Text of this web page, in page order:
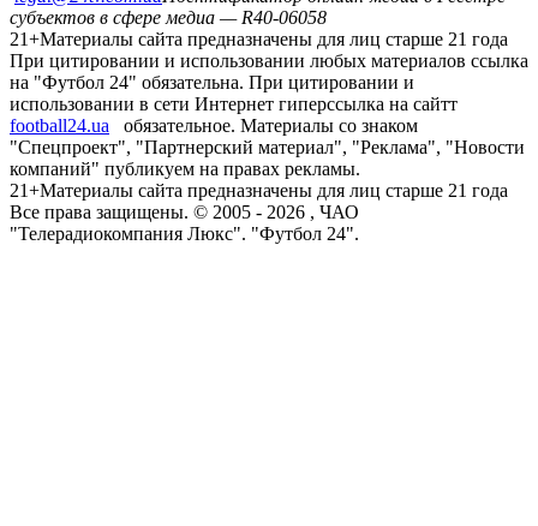
субъектов в сфере медиа — R40-06058
21+Материалы сайта предназначены для лиц старше 21 года
При цитировании и использовании любых материалов ссылка
на "Футбол 24" обязательна. При цитировании и
использовании в сети Интернет гиперссылка на сайтт
football24.ua
обязательное. Материалы со знаком
"Спецпроект", "Партнерский материал", "Реклама", "Новости
компаний" публикуем на правах рекламы.
21+Материалы сайта предназначены для лиц старше 21 года
Все права защищены. © 2005 - 2026 , ЧАО
"Телерадиокомпания Люкс". "Футбол 24".